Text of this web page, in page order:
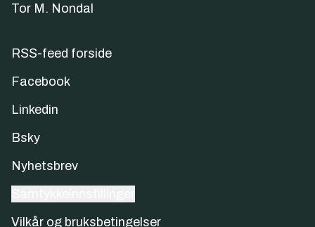
Tor M. Nondal
RSS-feed forside
Facebook
Linkedin
Bsky
Nyhetsbrev
Vilkår og bruksbetingelser